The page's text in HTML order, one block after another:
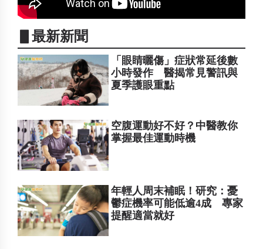
▋最新新聞
「眼睛曬傷」症狀常延後數
小時發作 醫揭常見警訊與
夏季護眼重點
空腹運動好不好？中醫教你
掌握最佳運動時機
年輕人周末補眠！研究：憂
鬱症機率可能低逾4成 專家
提醒適當就好